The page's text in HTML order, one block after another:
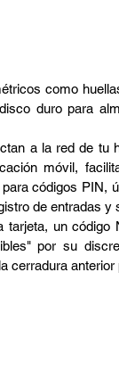
como
duro para
a la red de tu
móvil,
códigos PIN,
de entradas y
tarjeta, un
por su
cerradura